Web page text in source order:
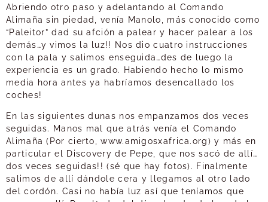
Abriendo otro paso y adelantando al Comando
Alimaña sin piedad, venía Manolo, más conocido como
“Paleitor” dad su afción a palear y hacer palear a los
demás…y vimos la luz!! Nos dio cuatro instrucciones
con la pala y salimos enseguida…des de luego la
experiencia es un grado. Habiendo hecho lo mismo
media hora antes ya habríamos desencallado los
coches!
En las siguientes dunas nos empanzamos dos veces
seguidas. Manos mal que atrás venía el Comando
Alimaña (Por cierto, www.amigosxafrica.org) y más en
particular el Discovery de Pepe, que nos sacó de allí…
dos veces seguidas!! (sé que hay fotos). Finalmente
salimos de allí dándole cera y llegamos al otro lado
del cordón. Casi no había luz así que teníamos que